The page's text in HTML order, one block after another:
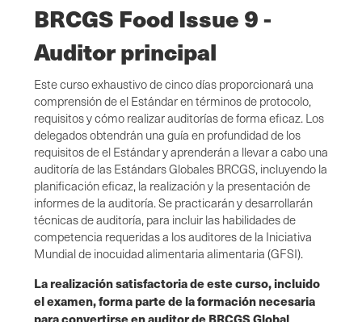
BRCGS Food Issue 9 -
Auditor principal
Este curso exhaustivo de cinco días proporcionará una
comprensión de el Estándar en términos de protocolo,
requisitos y cómo realizar auditorías de forma eficaz. Los
delegados obtendrán una guía en profundidad de los
requisitos de el Estándar y aprenderán a llevar a cabo una
auditoría de las Estándars Globales BRCGS, incluyendo la
planificación eficaz, la realización y la presentación de
informes de la auditoría. Se practicarán y desarrollarán
técnicas de auditoría, para incluir las habilidades de
competencia requeridas a los auditores de la Iniciativa
Mundial de inocuidad alimentaria alimentaria (GFSI).
La realización satisfactoria de este curso, incluido
el examen, forma parte de la formación necesaria
para convertirse en auditor de BRCGS Global